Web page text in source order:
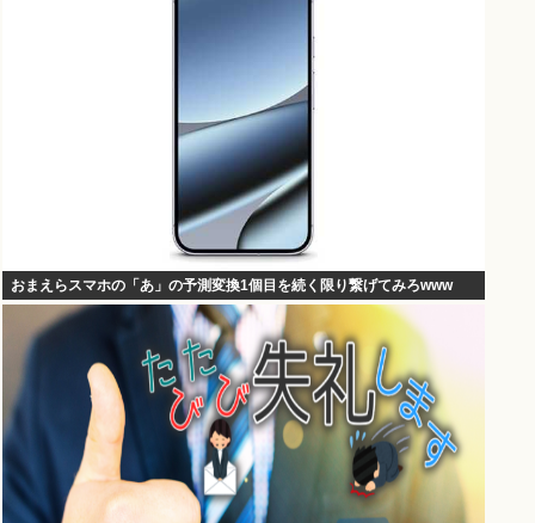
おまえらスマホの「あ」の予測変換1個目を続く限り繋げてみろwww